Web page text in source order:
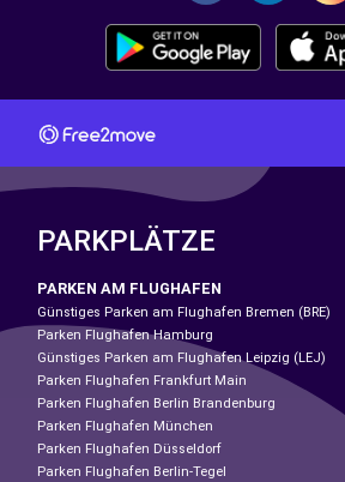
PARKPLÄTZE
PARKEN AM FLUGHAFEN
Günstiges Parken am Flughafen Bremen (BRE)
Parken Flughafen Hamburg
Günstiges Parken am Flughafen Leipzig (LEJ)
Parken Flughafen Frankfurt Main
Parken Flughafen Berlin Brandenburg
Parken Flughafen München
Parken Flughafen Düsseldorf
Parken Flughafen Berlin-Tegel